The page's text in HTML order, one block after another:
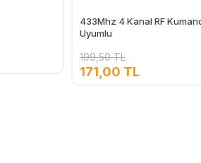
433Mhz 4 Kanal RF
Uyumlu
199,50 TL
171,00 TL